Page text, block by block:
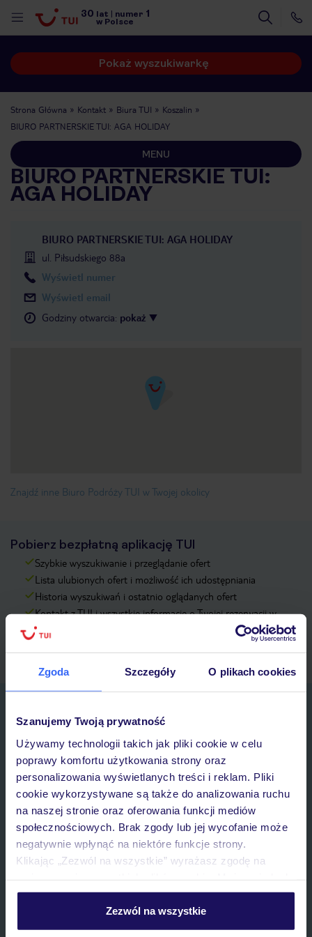
Zgoda Szczegóły O plikach cookies
Szanujemy Twoją prywatność
Używamy technologii takich jak pliki cookie w celu
poprawy komfortu użytkowania strony oraz
personalizowania wyświetlanych treści i reklam. Pliki
cookie wykorzystywane są także do analizowania ruchu
na naszej stronie oraz oferowania funkcji mediów
społecznościowych. Brak zgody lub jej wycofanie może
negatywnie wpłynąć na niektóre funkcje strony.
Klikając „Zezwól na wszystkie” wyrażasz zgodę na
personalizować swój wybór wchodząc w zakładkę
Szczegółowe informacje o plikach cookie znajdziesz
Zezwól na wszystkie
30 lat numer 1
w Polsce
Pokaż wyszukiwarkę
Strona Główna Kontakt Biura TUI
Koszalin
BIURO PARTNERSKIE TUI: AGA HOLIDAY
MENU
BIURO PARTNERSKIE TUI:
AGA HOLIDAY
BIURO PARTNERSKIE TUI: AGA HOLIDAY
ul. Piłsudskiego 88a
Wyświetl numer
Wyświetl email
Godziny otwarcia: pokaż
Znajdź inne Biuro Podróży TUI w Twojej okolicy
Pobierz bezpłatną aplikację TUI
Szybkie wyszukiwanie i przeglądanie ofert
Lista ulubionych ofert i możliwość ich udostępniania
Historia wyszukiwań i ostatnio oglądanych ofert
Kontakt z TUI i wszystkie informacje o Twojej rezerwacji w
myTUI
IMIĘ*
Wyrażam zgodę na przetwarzanie danych osobowych przez TUI
Poland Sp. z o.o. i TUI Poland Dystrybucja Sp. z o.o. w celach
marketingowych, w zakresie oraz celu wskazanym w
przetwarzaniu danych osobowych”
, poprzez elektroniczną formę
komunikacji (e-mail), także z użyciem tzw. automatycznych
Zapisz się